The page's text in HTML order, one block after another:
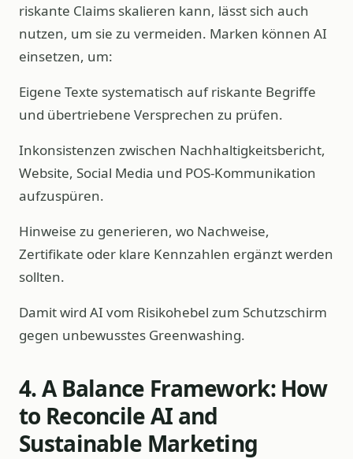
riskante Claims skalieren kann, lässt sich auch
nutzen, um sie zu vermeiden. Marken können AI
einsetzen, um:
Eigene Texte systematisch auf riskante Begriffe
und übertriebene Versprechen zu prüfen.
Inkonsistenzen zwischen Nachhaltigkeitsbericht,
Website, Social Media und POS‑Kommunikation
aufzuspüren.
Hinweise zu generieren, wo Nachweise,
Zertifikate oder klare Kennzahlen ergänzt werden
sollten.
Damit wird AI vom Risikohebel zum Schutzschirm
gegen unbewusstes Greenwashing.
4. A Balance Framework: How
to Reconcile AI and
Sustainable Marketing